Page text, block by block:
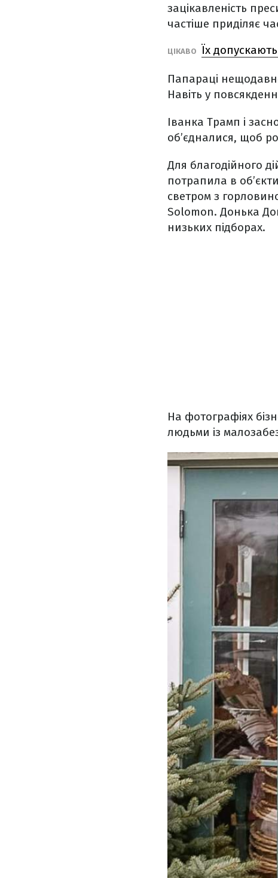
зацікавленість
частіше приділяє
ЦІКАВО Їх
Папараці
Навіть у
Іванка Трамп і
об’єдналися, щоб
Для благодійного
потрапила в
светром з
Solomon. Донька
низьких підборах.
На фотографіях
людьми із